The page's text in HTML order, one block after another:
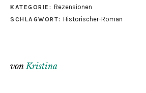
KATEGORIE: Rezensionen
SCHLAGWORT: Historischer-Roman
vonKristina